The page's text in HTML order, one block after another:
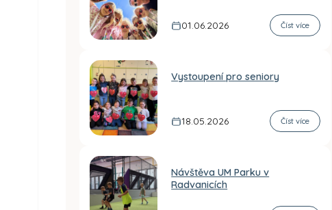
01.06.2026 Číst více
Vystoupení pro seniory
18.05.2026 Číst více
Návštěva UM Parku v
Radvanicích